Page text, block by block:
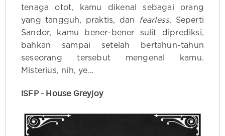
tenaga otot, kamu dikenal sebagai orang
yang tangguh, praktis, dan
fearless. Seperti
Sandor, kamu bener-bener sulit diprediksi,
bahkan sampai setelah bertahun-tahun
seseorang tersebut mengenal kamu.
Misterius, nih, ye…
ISFP - House Greyjoy